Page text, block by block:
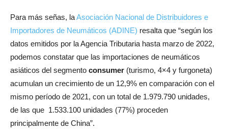
Para más señas, laAsociación Nacional de Distribuidores e
Importadores de Neumáticos (ADINE) resalta que “según los
datos emitidos por la Agencia Tributaria hasta marzo de 2022,
podemos constatar que las importaciones de neumáticos
asiáticos del segmento consumer (turismo, 4×4 y furgoneta)
acumulan un crecimiento de un 12,9% en comparación con el
mismo período de 2021, con un total de 1.979.790 unidades,
de las que 1.533.100 unidades (77%) proceden
principalmente de China”.